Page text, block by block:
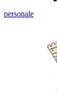
personale